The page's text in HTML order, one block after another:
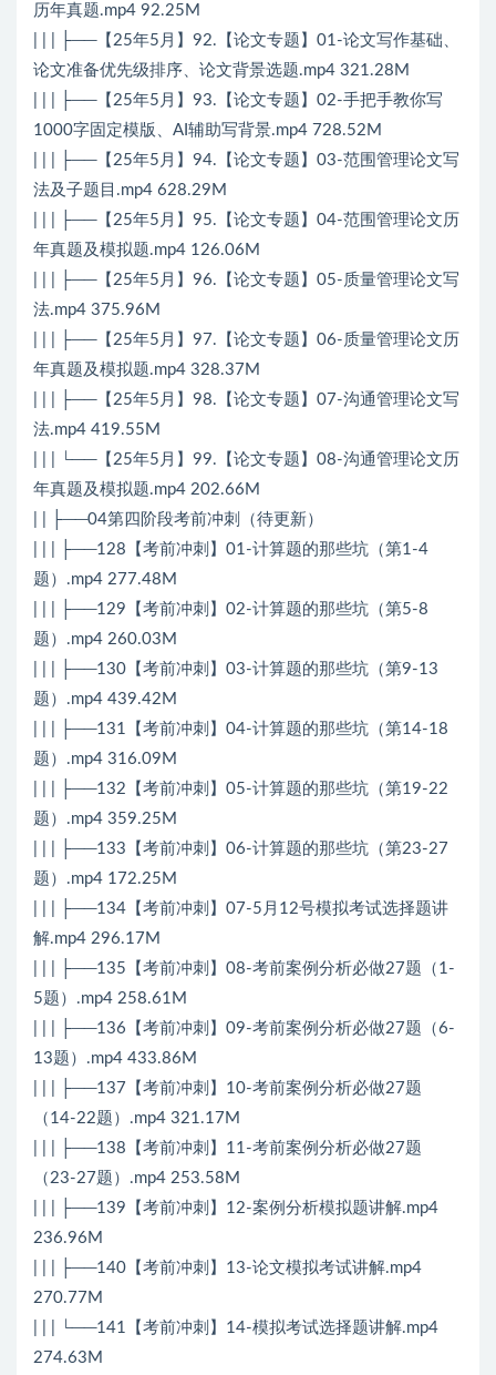
历年真题.mp4 92.25M
| | | ├──【25年5月】92.【论文专题】01-论文写作基础、
论文准备优先级排序、论文背景选题.mp4 321.28M
| | | ├──【25年5月】93.【论文专题】02-手把手教你写
1000字固定模版、AI辅助写背景.mp4 728.52M
| | | ├──【25年5月】94.【论文专题】03-范围管理论文写
法及子题目.mp4 628.29M
| | | ├──【25年5月】95.【论文专题】04-范围管理论文历
年真题及模拟题.mp4 126.06M
| | | ├──【25年5月】96.【论文专题】05-质量管理论文写
法.mp4 375.96M
| | | ├──【25年5月】97.【论文专题】06-质量管理论文历
年真题及模拟题.mp4 328.37M
| | | ├──【25年5月】98.【论文专题】07-沟通管理论文写
法.mp4 419.55M
| | | └──【25年5月】99.【论文专题】08-沟通管理论文历
年真题及模拟题.mp4 202.66M
| | ├──04第四阶段考前冲刺（待更新）
| | | ├──128【考前冲刺】01-计算题的那些坑（第1-4
题）.mp4 277.48M
| | | ├──129【考前冲刺】02-计算题的那些坑（第5-8
题）.mp4 260.03M
| | | ├──130【考前冲刺】03-计算题的那些坑（第9-13
题）.mp4 439.42M
| | | ├──131【考前冲刺】04-计算题的那些坑（第14-18
题）.mp4 316.09M
| | | ├──132【考前冲刺】05-计算题的那些坑（第19-22
题）.mp4 359.25M
| | | ├──133【考前冲刺】06-计算题的那些坑（第23-27
题）.mp4 172.25M
| | | ├──134【考前冲刺】07-5月12号模拟考试选择题讲
解.mp4 296.17M
| | | ├──135【考前冲刺】08-考前案例分析必做27题（1-
5题）.mp4 258.61M
| | | ├──136【考前冲刺】09-考前案例分析必做27题（6-
13题）.mp4 433.86M
| | | ├──137【考前冲刺】10-考前案例分析必做27题
（14-22题）.mp4 321.17M
| | | ├──138【考前冲刺】11-考前案例分析必做27题
（23-27题）.mp4 253.58M
| | | ├──139【考前冲刺】12-案例分析模拟题讲解.mp4
236.96M
| | | ├──140【考前冲刺】13-论文模拟考试讲解.mp4
270.77M
| | | └──141【考前冲刺】14-模拟考试选择题讲解.mp4
274.63M